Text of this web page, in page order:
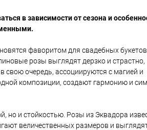
в зависимости от сезона и
фаворитом для свадебных букетов
розы выглядят дерзко и страстно,
свою очередь, ассоциируются с магией и
композиции, создают гармонию и
но и стойкостью. Розы из Эквадора
величественных размеров и